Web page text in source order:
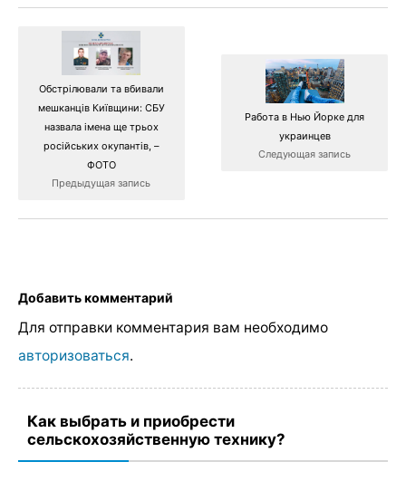
Обстрілювали та вбивали
мешканців Київщини: СБУ
назвала імена ще трьох
російських окупантів, –
ФОТО
Предыдущая запись
Работа в Нью Йорке для
украинцев
Следующая запись
Добавить комментарий
Для отправки комментария вам необходимо
авторизоваться.
Как выбрать и приобрести
сельскохозяйственную технику?